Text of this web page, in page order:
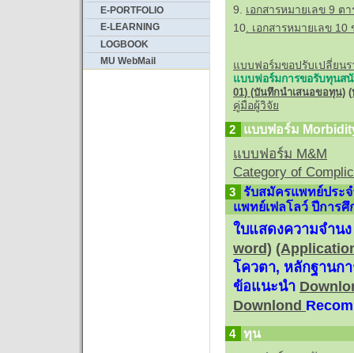
E-PORTFOLIO
E-LEARNING
LOGBOOK
MU WebMail
9. เอกสารหมายเลข 9 ต
10 . เอกสารหมายเลข
แบบฟอร์มขอปรับเปลี่ยนร
แบบฟอร์มการขอรับทุนส
01) (บันทึกนำเสนอขอทุน) (
คู่มือผู้วิจัย
2 แบบฟอร์ม
แบบฟอร์ม M&M
Category of
3
รับสมัครแพทย์ประ
แพทย์เฟลโลว์ ปีการศึ
ใบแสดงความจำน
word)
โควตา, หลักฐานก
ข้อแนะนำ
Downlond
4 ทุน